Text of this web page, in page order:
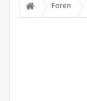
Foren